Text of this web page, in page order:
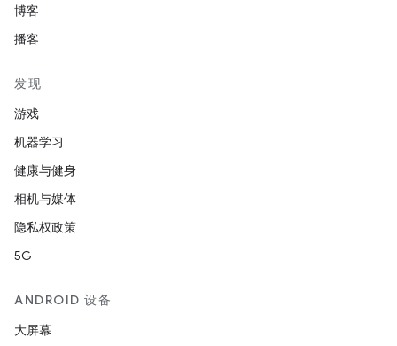
博客
播客
发现
游戏
机器学习
健康与健身
相机与媒体
隐私权政策
5G
ANDROID 设备
大屏幕